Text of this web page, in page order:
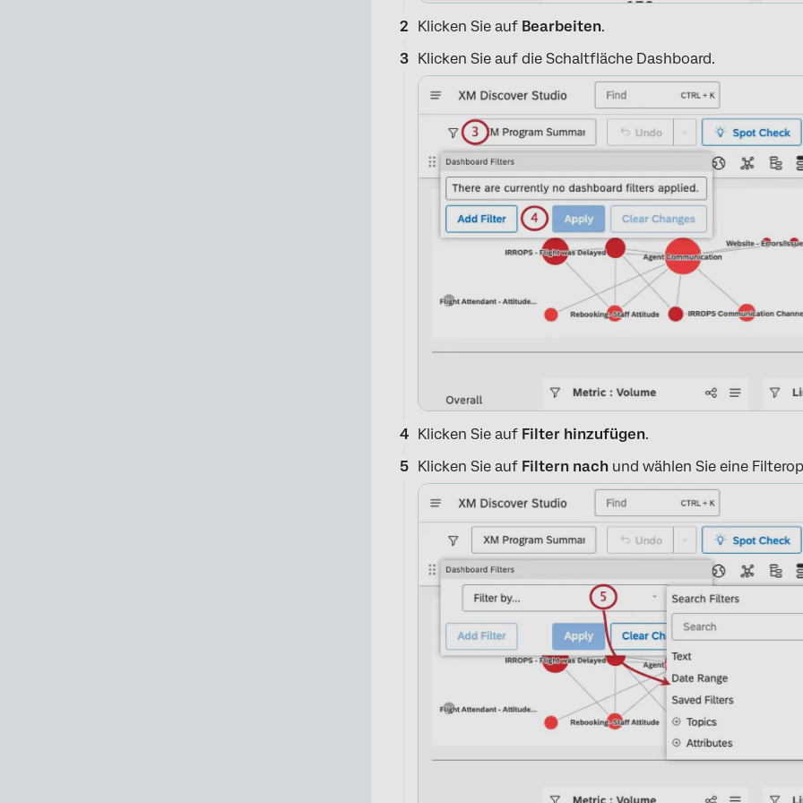
Klicken Sie auf Bearbeiten.
Klicken Sie auf die Schaltfläche Dashboard.
Klicken Sie auf Filter hinzufügen.
Klicken Sie auf Filtern nach und wählen Sie eine